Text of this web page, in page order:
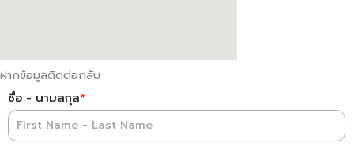
ฝากข้อมูลติดต่อกลับ
ชื่อ - นามสกุล*